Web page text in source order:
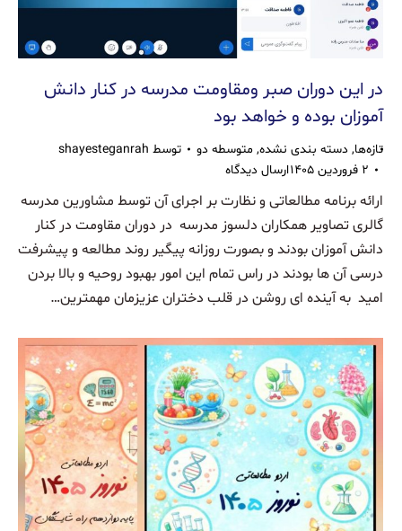
در این دوران صبر ومقاومت مدرسه در کنار دانش
آموزان بوده و خواهد بود
تازه‌ها, دسته بندی نشده, متوسطه دو توسط shayesteganrah
۲ فروردین ۱۴۰۵
ارسال دیدگاه
ارائه برنامه مطالعاتی و نظارت بر اجرای آن توسط مشاورین مدرسه
گالری تصاویر همکاران دلسوز مدرسه در دوران مقاومت در کنار
دانش آموزان بودند و بصورت روزانه پیگیر روند مطالعه و پیشرفت
درسی آن ها بودند در راس تمام این امور بهبود روحیه و بالا بردن
امید به آینده ای روشن در قلب دختران عزیزمان مهمترین…